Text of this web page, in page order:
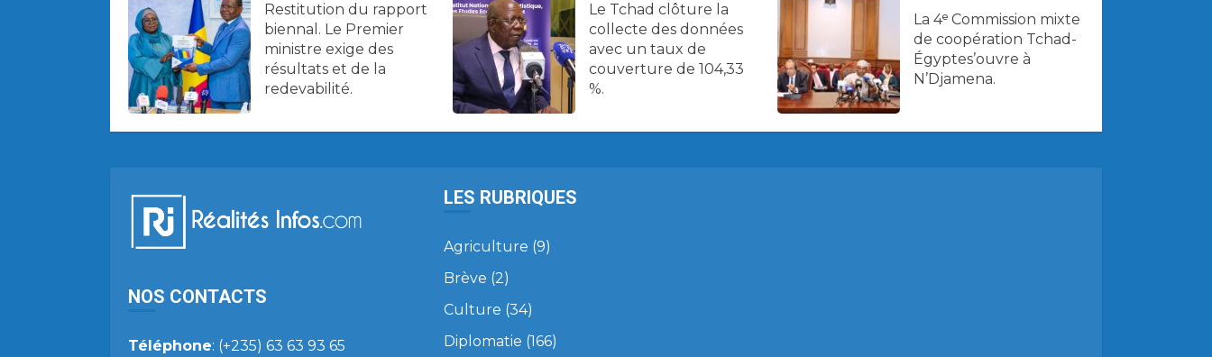
Restitution du rapport
biennal. Le Premier
ministre exige des
résultats et de la
redevabilité.
Le Tchad clôture la
collecte des données
avec un taux de
couverture de 104,33
%.
La 4ᵉ Commission mixte
de coopération Tchad-
Égyptes’ouvre à
N’Djamena.
NOS CONTACTS
Téléphone: (+235) 63 63 93 65
LES RUBRIQUES
Agriculture (9)
Brève (2)
Culture (34)
Diplomatie (166)